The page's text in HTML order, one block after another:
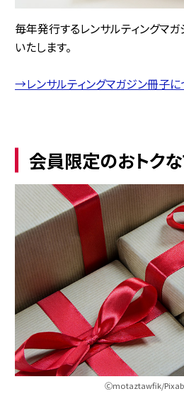
毎年発行するレンサルティングマ
いたします。
→レンサルティングマガジン冊子に
会員限定のおトク
Ⓒmotaztawfik/